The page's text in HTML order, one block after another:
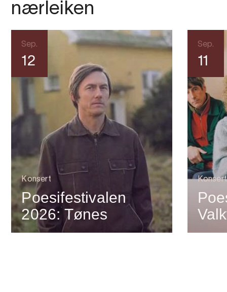
nærleiken
Sep.
12
Konsert
Poesifestivalen
2026: Tønes
Sep.
11
Konsert